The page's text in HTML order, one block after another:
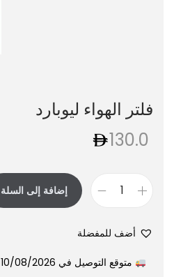
فلتر الهواء ليوبارد
130.0
إضافة إلى السلة
أضف للمفضلة
متوقع التوصيل في 10/08/2026 - 11/08/2026